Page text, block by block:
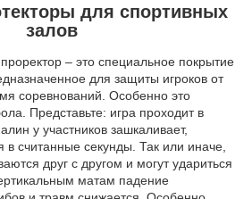
для спортивных
залов
– это специальное покрытие
для защиты игроков от
соревнований. Особенно это
Представьте: игра проходит в
у участников зашкаливает,
считанные секунды. Так или иначе,
друг с другом и могут удариться
матам падение